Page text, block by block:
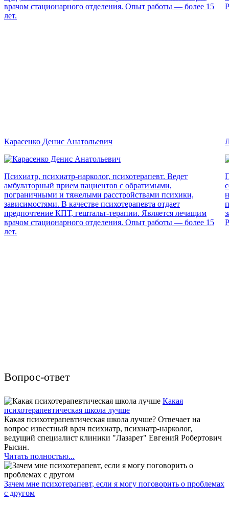
врачом стационарного отделения. Опыт работы — более 15
лет.
Карасенко Денис Анатольевич
Психиатр, психиатр-нарколог, психотерапевт. Ведет
амбулаторный прием пациентов с обратимыми,
пограничными и тяжелыми расстройствами психики,
зависимостями. В качестве психотерапевта отдает
предпочтение КПТ, гештальт-терапии. Является лечащим
врачом стационарного отделения. Опыт работы — более 15
лет.
Вопрос-ответ
Какая
психотерапевтическая школа лучше
Какая психотерапевтическая школа лучше? Отвечает на
вопрос известный врач психиатр, психиатр-нарколог,
ведущий специалист клиники "Лазарет" Евгений Робертович
Рысин.
Читать полностью...
Зачем мне психотерапевт, если я могу поговорить о проблемах
с другом